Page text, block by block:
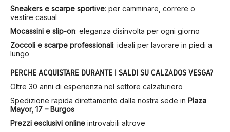
Sneakers e scarpe sportive: per camminare, correre o
vestire casual
Mocassini e slip-on: eleganza disinvolta per ogni giorno
Zoccoli e scarpe professionali: ideali per lavorare in piedi a
lungo
PERCHÉ ACQUISTARE DURANTE I SALDI SU CALZADOS VESGA?
Oltre 30 anni di esperienza nel settore calzaturiero
Spedizione rapida direttamente dalla nostra sede in Plaza
Mayor, 17 – Burgos
Prezzi esclusivi online introvabili altrove